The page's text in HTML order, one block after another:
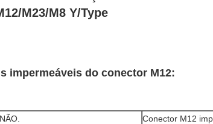
M23/M8 Y/Type
impermeáveis do conector M12:
Conector M12